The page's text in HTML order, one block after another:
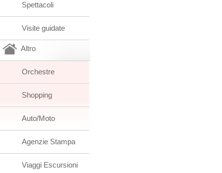
Spettacoli
Visite guidate
Altro
Orchestre
Shopping
Auto/Moto
Agenzie Stampa
Viaggi Escursioni